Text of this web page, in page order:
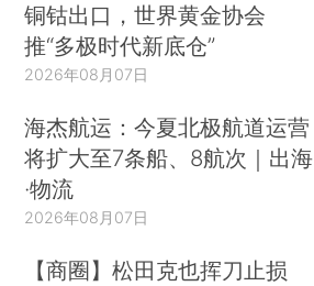
铜钴出口，世界黄金协会
推“多极时代新底仓”
2026年08月07日
海杰航运：今夏北极航道运营
将扩大至7条船、8航次｜出海
·物流
2026年08月07日
【商圈】松田克也挥刀止损